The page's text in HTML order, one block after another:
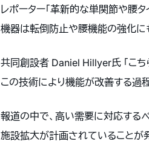
レポーター「革新的な単関節や腰
機器は転倒防止や腰機能の強化に
共同創設者 Daniel Hillyer氏 「こ
この技術により機能が改善する過
報道の中で、高い需要に対応する
施設拡大が計画されていることが